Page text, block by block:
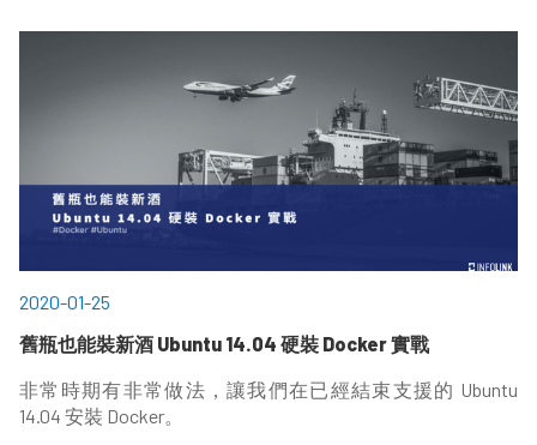
2020-01-25
舊瓶也能裝新酒 Ubuntu 14.04 硬裝 Docker 實戰
非常時期有非常做法，讓我們在已經結束支援的 Ubuntu
14.04 安裝 Docker。